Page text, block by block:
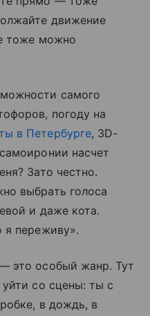
движение
тоже можно
самого
погоду на
в Петербурге, 3D-
насчет
Зато честно.
выбрать голоса
и даже кота.
я переживу».
это особый жанр. Тут
уйти со сцены: ты с
в дождь, в